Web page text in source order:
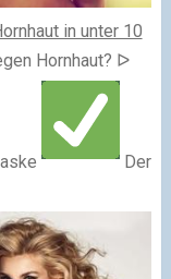
in unter 10
Hornhaut? ᐅ
Der